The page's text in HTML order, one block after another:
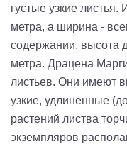
густые узкие
метра, а ширина -
содержании, высота
метра. Драцена
листьев. Они имеют
узкие, удлиненные
растений листва
экземпляров